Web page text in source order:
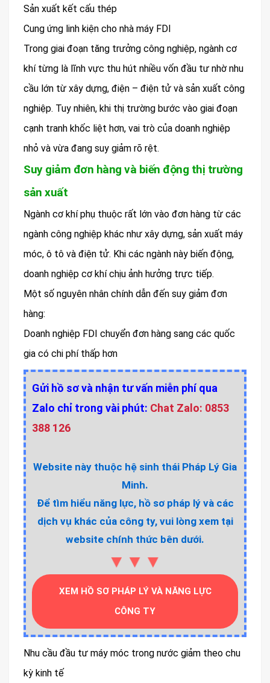
Sản xuất kết cấu thép
Cung ứng linh kiện cho nhà máy FDI
Trong giai đoạn tăng trưởng công nghiệp, ngành cơ
khí từng là lĩnh vực thu hút nhiều vốn đầu tư nhờ nhu
cầu lớn từ xây dựng, điện – điện tử và sản xuất công
nghiệp. Tuy nhiên, khi thị trường bước vào giai đoạn
cạnh tranh khốc liệt hơn, vai trò của doanh nghiệp
nhỏ và vừa đang suy giảm rõ rệt.
Suy giảm đơn hàng và biến động thị trường
sản xuất
Ngành cơ khí phụ thuộc rất lớn vào đơn hàng từ các
ngành công nghiệp khác như xây dựng, sản xuất máy
móc, ô tô và điện tử. Khi các ngành này biến động,
doanh nghiệp cơ khí chịu ảnh hưởng trực tiếp.
Một số nguyên nhân chính dẫn đến suy giảm đơn
hàng:
Doanh nghiệp FDI chuyển đơn hàng sang các quốc
gia có chi phí thấp hơn
Gửi hồ sơ và nhận tư vấn miễn phí qua
Zalo chỉ trong vài phút: Chat Zalo: 0853
388 126
Website này thuộc hệ sinh thái Pháp Lý Gia
Minh.
Để tìm hiểu năng lực, hồ sơ pháp lý và các
dịch vụ khác của công ty, vui lòng xem tại
website chính thức bên dưới.
▼▼▼
XEM HỒ SƠ PHÁP LÝ VÀ NĂNG LỰC
CÔNG TY
Nhu cầu đầu tư máy móc trong nước giảm theo chu
kỳ kinh tế